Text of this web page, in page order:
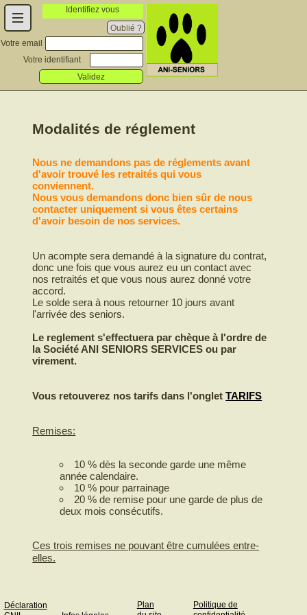
Identifiez vous
Oublié ?
Votre email
Votre identifiant
Validez
Modalités de réglement
Nous ne demandons pas de réglements avant
d'avoir trouvé les retraités qui vous
conviennent.
Nous vous demandons donc bien sûr de nous
contacter uniquement si vous êtes certains
d'avoir besoin de nos services.
Un acompte sera demandé à la signature du contrat,
donc une fois que vous aurez eu un contact avec
nos retraités et que vous nous aurez donné votre
accord.
Le solde sera à nous retourner 10 jours avant
l'arrivée des seniors.
Le reglement s'effectuera par chèque à l'ordre de
la Société ANI SENIORS SERVICES ou par
virement.
Vous retouverez nos tarifs dans l'ongletTARIFS
Remises:
10 % dès la seconde garde une même
année calendaire.
10 % pour parrainage
20 % de remise pour une garde de plus de
deux mois consécutifs.
Ces trois remises ne pouvant être cumulées entre-
elles.
Déclaration
Plan
Politique de